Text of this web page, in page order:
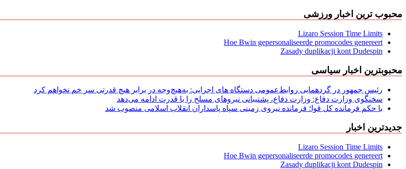
محبوب ترین اخبار ورزشی
Lizaro Session Time Limits
Hoe Bwin gepersonaliseerde promocodes genereert
Zasady duplikacji kont Dudespin
محبوبترین اخبار سیاسی
رئیس جمهور در گردهمایی روابط‌عمومی دستگاه های اجرایی: به‌هیچ‌وجه در برابر هیچ قدرتی سر خم نخواهم کرد
سخنگوی وزارت دفاع: وزارت دفاع، پشتیبانی نیرو‌های مسلح را با قدرت ادامه می‌دهد
با حکم فرمانده کل قوا؛ فرمانده نیروی زمینی سپاه پاسداران انقلاب اسلامی منصوب شد
جدیدترین اخبار
Lizaro Session Time Limits
Hoe Bwin gepersonaliseerde promocodes genereert
Zasady duplikacji kont Dudespin